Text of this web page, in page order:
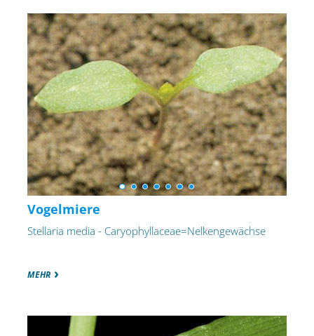
Vogelmiere
Stellaria media - Caryophyllaceae=Nelkengewächse
MEHR